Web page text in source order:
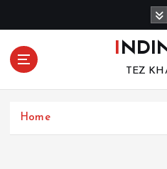
o
TEZ
Home